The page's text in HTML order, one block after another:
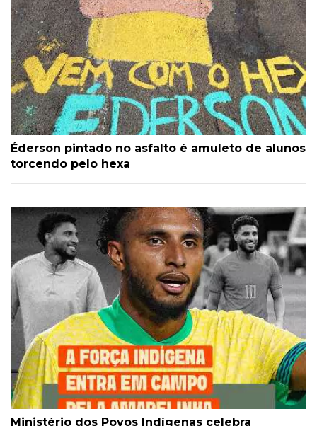
Éderson pintado no asfalto é amuleto de alunos
torcendo pelo hexa
Ministério dos Povos Indígenas celebra